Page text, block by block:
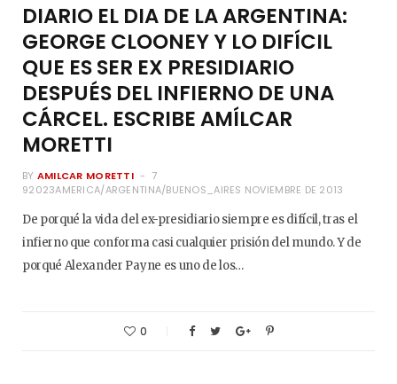
DIARIO EL DIA DE LA ARGENTINA:
GEORGE CLOONEY Y LO DIFÍCIL
QUE ES SER EX PRESIDIARIO
DESPUÉS DEL INFIERNO DE UNA
CÁRCEL. ESCRIBE AMÍLCAR
MORETTI
BY AMILCAR MORETTI
7
92023AMERICA/ARGENTINA/BUENOS_AIRES NOVIEMBRE DE 2013
De porqué la vida del ex-presidiario siempre es difícil, tras el
infierno que conforma casi cualquier prisión del mundo. Y de
porqué Alexander Payne es uno de los…
0